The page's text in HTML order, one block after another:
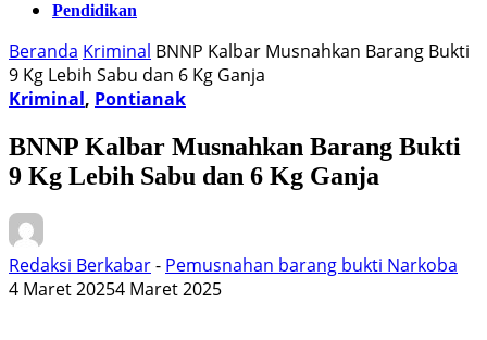
Pendidikan
Beranda Kriminal BNNP Kalbar Musnahkan Barang Bukti
9 Kg Lebih Sabu dan 6 Kg Ganja
Kriminal, Pontianak
BNNP Kalbar Musnahkan Barang Bukti
9 Kg Lebih Sabu dan 6 Kg Ganja
Redaksi Berkabar- Pemusnahan barang bukti Narkoba
4 Maret 20254 Maret 2025